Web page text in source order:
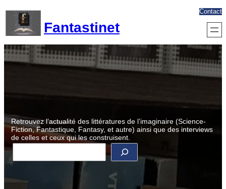
contenu
Fantastinet
Contact
Retrouvez l’actualité des littératures de l’imaginaire (Science-
Fiction, Fantastique, Fantasy, et autre) ainsi que des interviews
de celles et ceux qui les construisent.
R
e
c
e